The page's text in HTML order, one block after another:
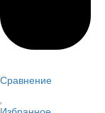
Сравнение